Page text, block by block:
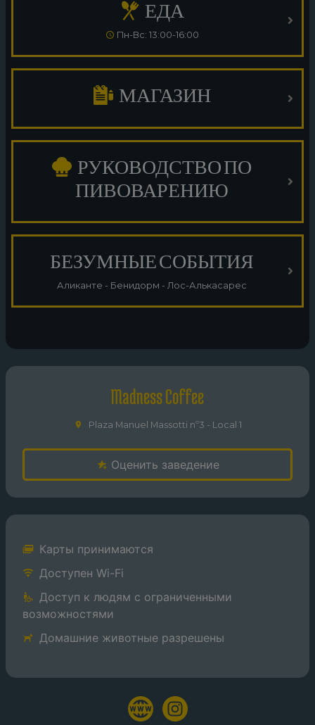
ЕДА
Пн-Вс: 13:00-16:00
МАГАЗИН
РУКОВОДСТВО ПО
ПИВОВАРЕНИЮ
БЕЗУМНЫЕ СОБЫТИЯ
Аликанте - Бенидорм - Лос-Алькасарес
Madness Coffee
Plaza Manuel Massotti nº3 - Local 1
Оценить заведение
Карты принимаются
Доступен Wi-Fi
Доступ к людям с ограниченными
возможностями
Домашние животные разрешены